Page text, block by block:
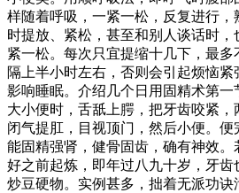
样随着呼吸，一紧一松，反复进行
时提放、紧松，甚至和别人谈话时
紧一松。每次只宜提缩十几下，最
隔上半小时左右，否则会引起烦恼
影响睡眠。介绍几个日用固精术第一
大小便时，舌舐上腭，把牙齿咬紧，
闭气提肛，目视顶门，然后小便。
能固精强肾，健骨固齿，确有神效
好之前起炼，即年过八九十岁，牙
炒豆硬物。实例甚多，拙着无派功